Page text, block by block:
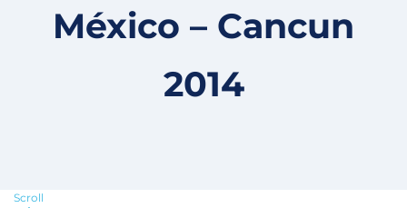
México – Cancun
2014
Scroll